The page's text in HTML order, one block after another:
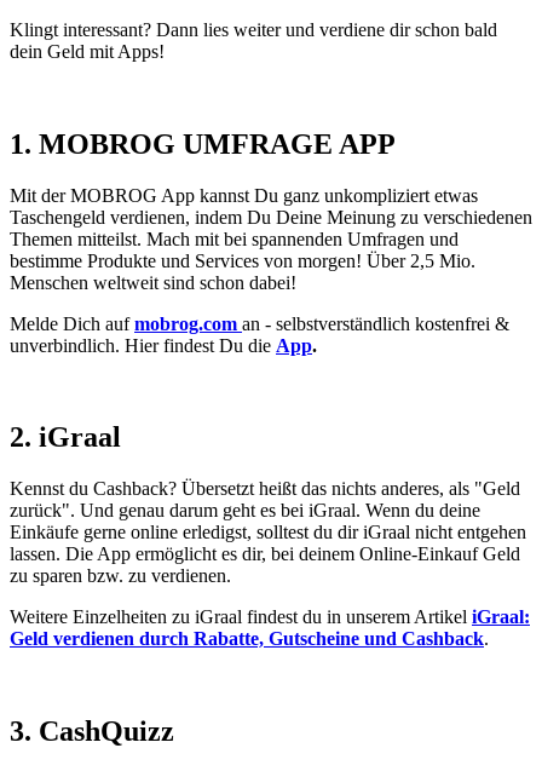
Klingt interessant? Dann lies weiter und verdiene dir schon bald
dein Geld mit Apps!
1. MOBROG UMFRAGE APP
Mit der MOBROG App kannst Du ganz unkompliziert etwas
Taschengeld verdienen, indem Du Deine Meinung zu verschiedenen
Themen mitteilst. Mach mit bei spannenden Umfragen und
bestimme Produkte und Services von morgen! Über 2,5 Mio.
Menschen weltweit sind schon dabei!
Melde Dich aufmobrog.com an - selbstverständlich kostenfrei &
unverbindlich. Hier findest Du die App.
2. iGraal
Kennst du Cashback? Übersetzt heißt das nichts anderes, als "Geld
zurück". Und genau darum geht es bei iGraal. Wenn du deine
Einkäufe gerne online erledigst, solltest du dir iGraal nicht entgehen
lassen. Die App ermöglicht es dir, bei deinem Online-Einkauf Geld
zu sparen bzw. zu verdienen.
Weitere Einzelheiten zu iGraal findest du in unserem Artikel iGraal:
Geld verdienen durch Rabatte, Gutscheine und Cashback.
3. CashQuizz